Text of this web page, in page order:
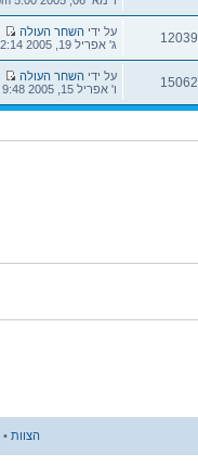
12039
הודעה
אחרונה
על ידי השחר העולה
ג' אפריל 19, 2005 12:14 am
15062
הודעה
אחרונה
על ידי השחר העולה
ו' אפריל 15, 2005 9:48 pm
הצוות •